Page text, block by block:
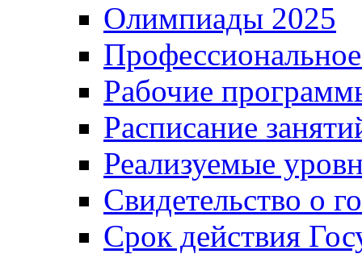
Олимпиады 2025
Рабочие
Расписание
Реализуемые
Свидетельство о
Срок действия